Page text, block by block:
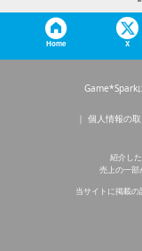
Home X
Game*Spark
個人情報の
紹介し
売上の一部
当サイトに掲載の